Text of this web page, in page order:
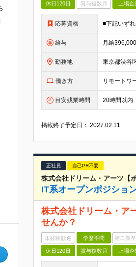
休日120日 賞与複数月 上場企
応募資格
給与
勤務地 東京都渋谷
働き方 リモートワ
目安残業時間 20時間以内
掲載終了予定日：2027.02.11
正社員 自己PR不要
株式会社ドリーム・アーツ【
IT系オープンポジショ
株式会社ドリーム・ア
せんか？
未経験歓迎 学歴不問 第二新
休日120日 賞与複数月 上場企